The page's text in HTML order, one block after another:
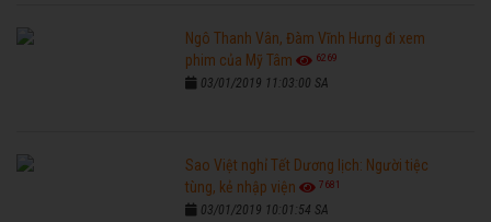
Ngô Thanh Vân, Đàm Vĩnh Hưng đi xem
phim của Mỹ Tâm
6269
03/01/2019 11:03:00 SA
Sao Việt nghỉ Tết Dương lịch: Người tiệc
tùng, kẻ nhập viện
7681
03/01/2019 10:01:54 SA